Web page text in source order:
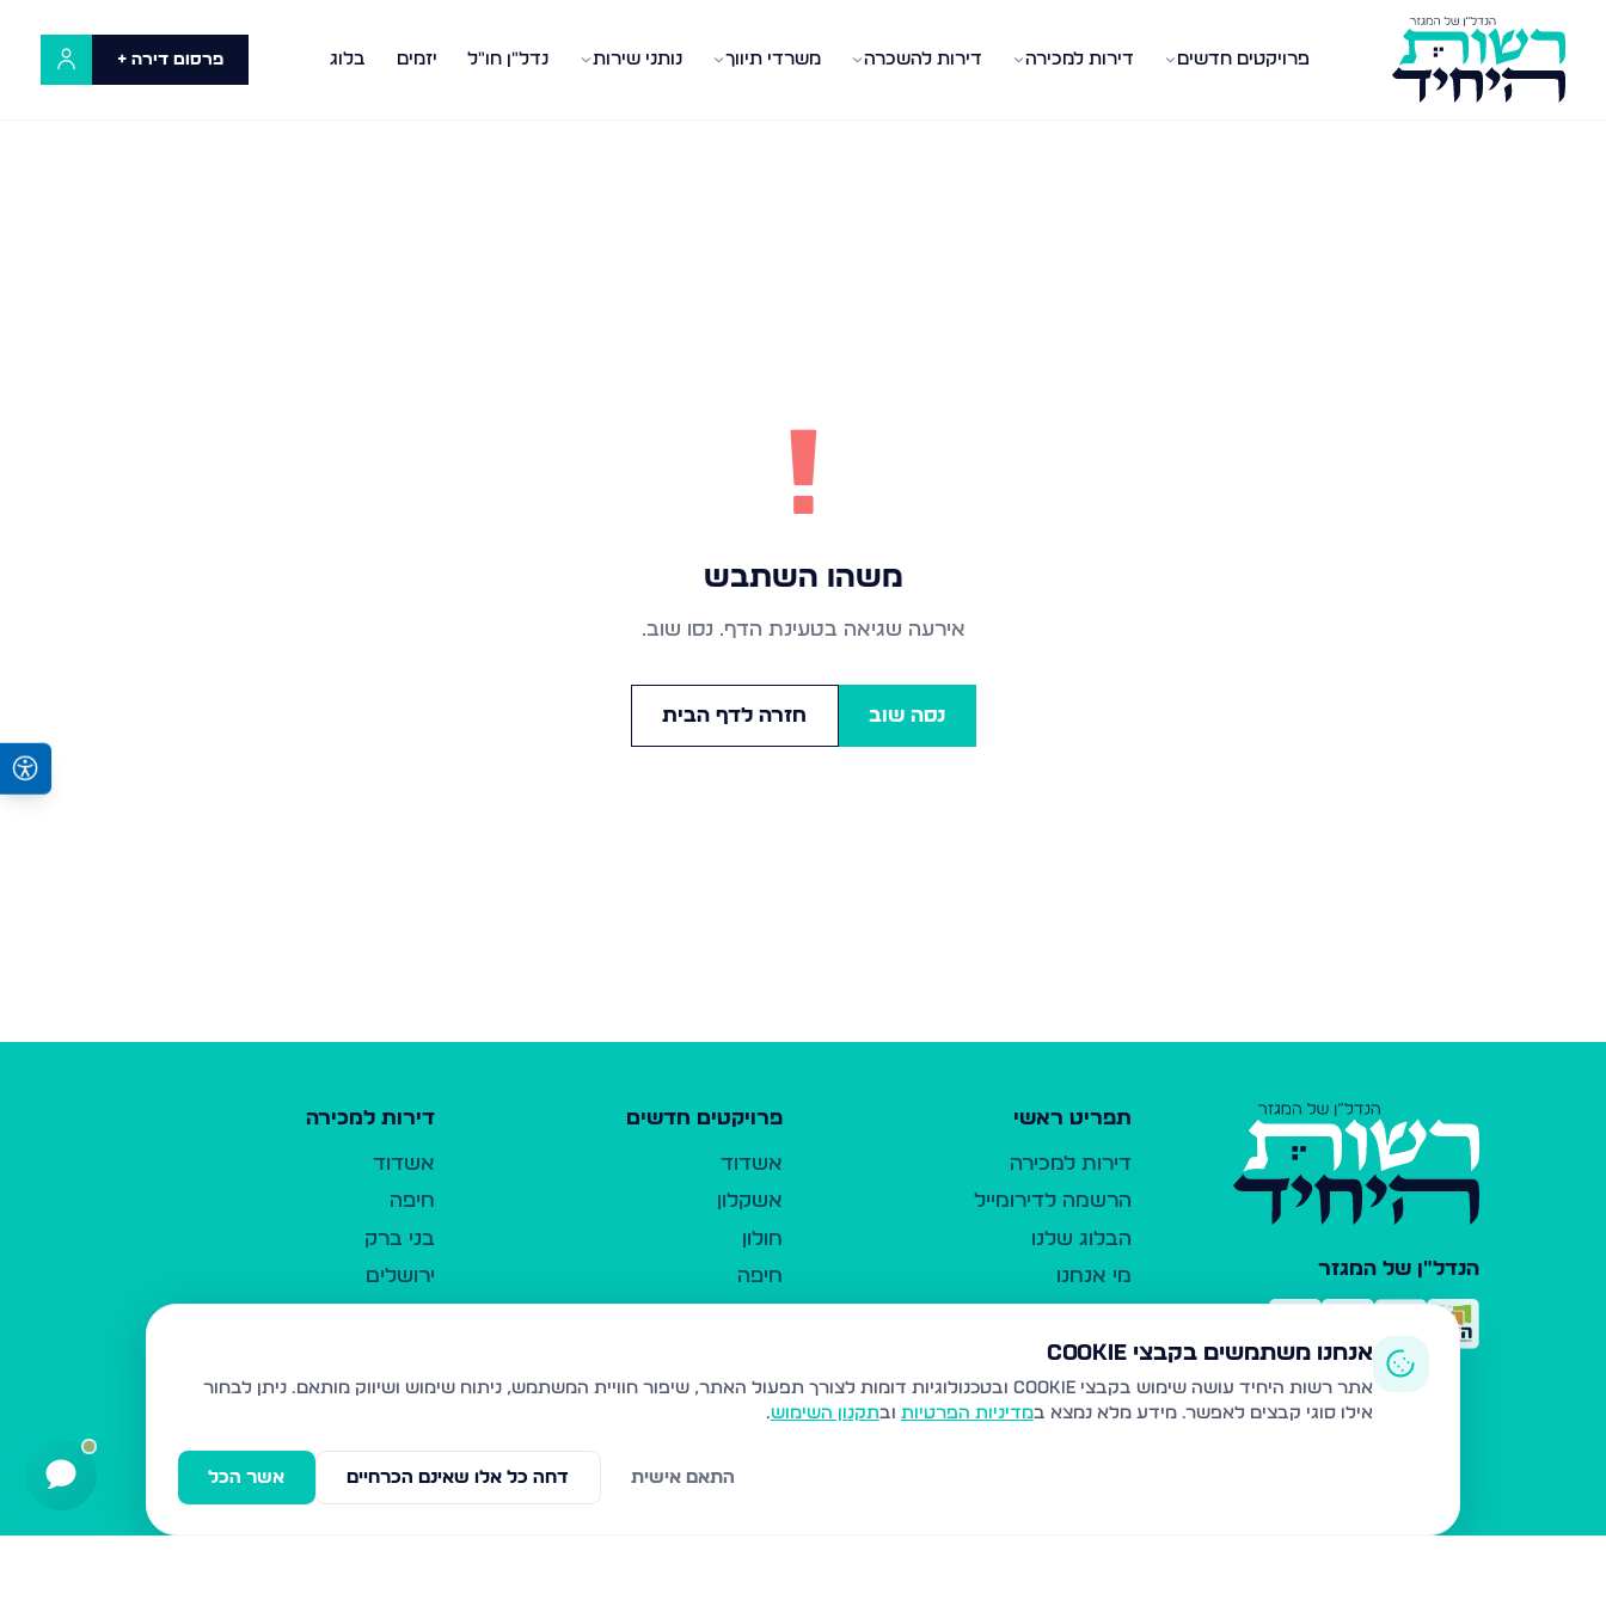
פרויקטים חדשים דירות למכירה דירות להשכרה משרדי תיווך נותני שירות נדל"ן חו"ל יזמים בלוג פרסום דירה +
!
משהו השתבש
אירעה שגיאה בטעינת הדף. נסו שוב.
נסה שוב חזרה לדף הבית
הנדל"ן של המגזר
תפריט ראשי
דירות למכירה
הרשמה לדירומייל
הבלוג שלנו
מי אנחנו
כלי עזר
פרסום ברשות היחיד
משרדי תיווך
פרויקטים חדשים
אשדוד
אשקלון
חולון
חיפה
נהריה
עמנואל
דירות למכירה
אשדוד
חיפה
בני ברק
ירושלים
בית שמש
ביתר עילית
אנחנו משתמשים בקבצי Cookie
אתר רשות היחיד עושה שימוש בקבצי Cookie ובטכנולוגיות דומות לצורך תפעול האתר, שיפור חוויית המשתמש, ניתוח שימוש ושיווק מותאם.
ניתן לבחור
אילו סוגי קבצים לאפשר. מידע מלא נמצא במדיניות הפרטיות ובתקנון השימוש.
אשר הכל דחה כל אלו שאינם הכרחיים התאם אישית